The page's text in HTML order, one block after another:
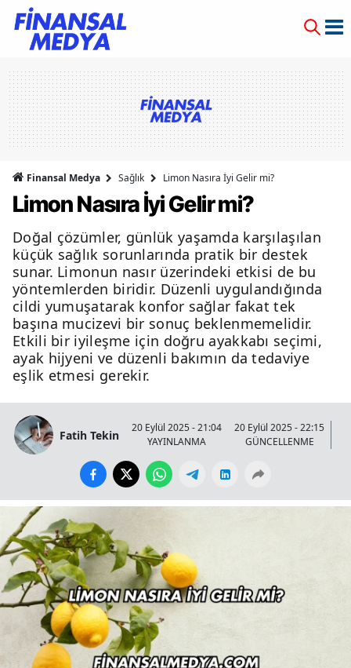
Finansal Medya Sağlık Limon Nasıra İyi Gelir mi?
Limon Nasıra İyi Gelir mi?
Doğal çözümler, günlük yaşamda karşılaşılan
küçük sağlık sorunlarında pratik bir destek
sunar. Limonun nasır üzerindeki etkisi de bu
yöntemlerden biridir. Düzenli uygulandığında
cildi yumuşatarak konfor sağlar fakat tek
başına mucizevi bir sonuç beklenmemelidir.
Etkili bir iyileşme için doğru ayakkabı seçimi,
ayak hijyeni ve düzenli bakımın da tedaviye
eşlik etmesi gerekir.
Fatih Tekin
20 Eylül 2025 - 21:04
YAYINLANMA
20 Eylül 2025 - 22:15
GÜNCELLENME